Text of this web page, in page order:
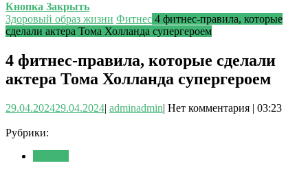
Кнопка Закрыть
Здоровый образ жизни Фитнес 4 фитнес-правила, которые
сделали актера Тома Холланда супергероем
4 фитнес-правила, которые сделали
актера Тома Холланда супергероем
29.04.202429.04.2024| adminadmin| Нет комментария | 03:23
Рубрики: